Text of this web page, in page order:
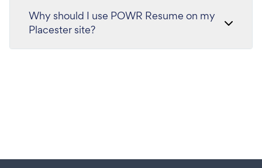
Why should I use POWR Resume on my
Placester site?